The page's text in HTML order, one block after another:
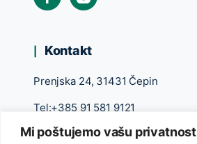
Mi poštujemo vašu privatnost
Kontakt
Prenjska 24, 31431 Čepin
Tel:+385 91 581 9121
slavonikanatural@gmail.com